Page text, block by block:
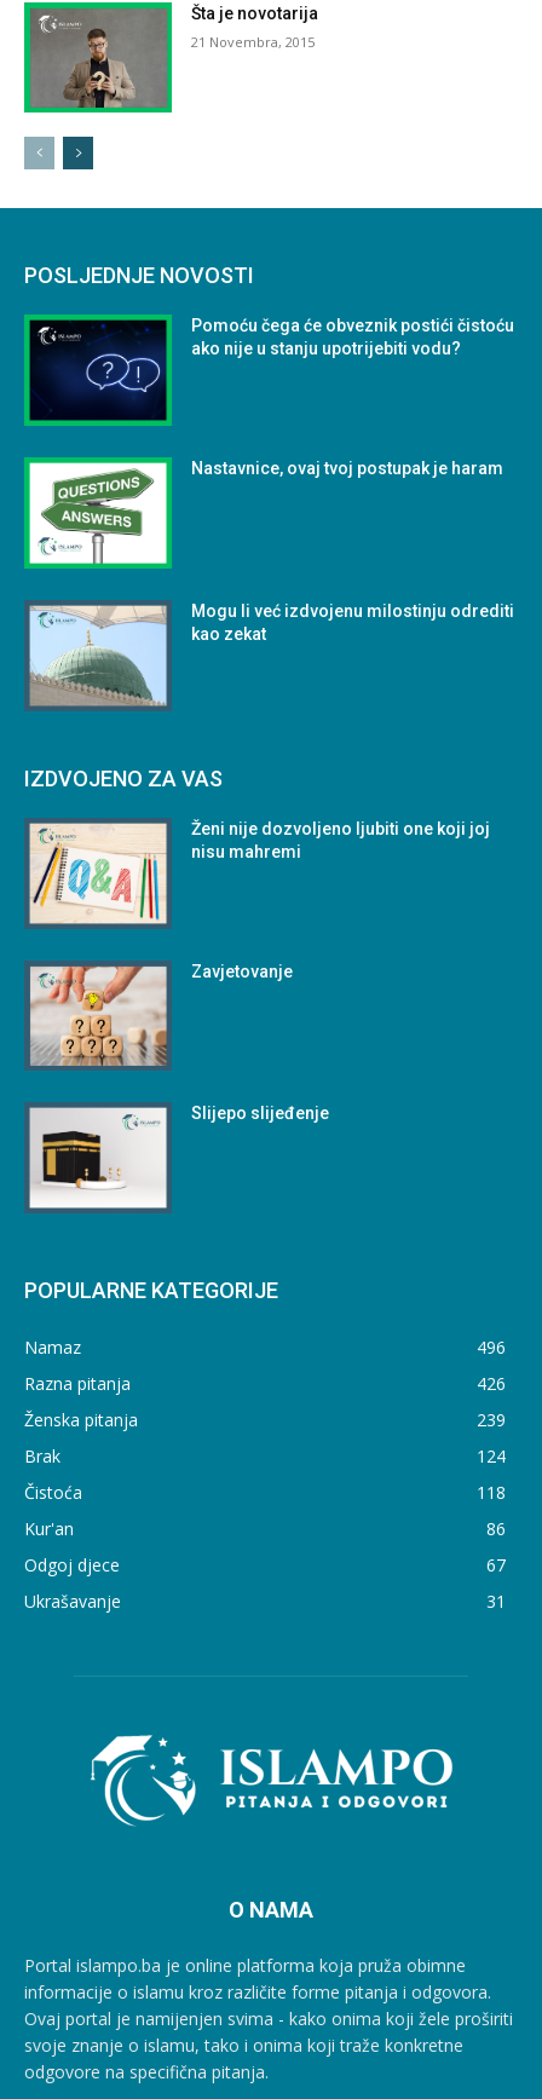
Šta je novotarija
21 Novembra, 2015
POSLJEDNJE NOVOSTI
Pomoću čega će obveznik postići čistoću
ako nije u stanju upotrijebiti vodu?
Nastavnice, ovaj tvoj postupak je haram
Mogu li već izdvojenu milostinju odrediti
kao zekat
IZDVOJENO ZA VAS
Ženi nije dozvoljeno ljubiti one koji joj
nisu mahremi
Zavjetovanje
Slijepo slijeđenje
POPULARNE KATEGORIJE
Namaz
496
Razna pitanja
426
Ženska pitanja
239
Brak
124
Čistoća
118
Kur'an
86
Odgoj djece
67
Ukrašavanje
31
O NAMA
Portal islampo.ba je online platforma koja pruža obimne
informacije o islamu kroz različite forme pitanja i odgovora.
Ovaj portal je namijenjen svima - kako onima koji žele proširiti
svoje znanje o islamu, tako i onima koji traže konkretne
odgovore na specifična pitanja.